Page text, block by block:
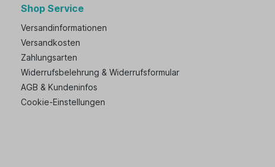
Shop Service
Versandinformationen
Versandkosten
Zahlungsarten
Widerrufsbelehrung & Widerrufsformular
AGB & Kundeninfos
Cookie-Einstellungen